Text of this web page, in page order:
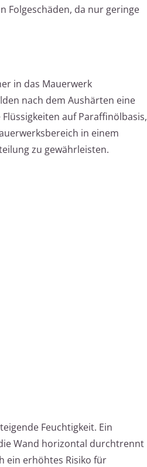
Folgeschäden, da nur geringe
in das Mauerwerk
nach dem Aushärten eine
auf Paraffinölbasis,
in einem
zu gewährleisten.
Feuchtigkeit. Ein
Wand horizontal durchtrennt
ein erhöhtes Risiko für